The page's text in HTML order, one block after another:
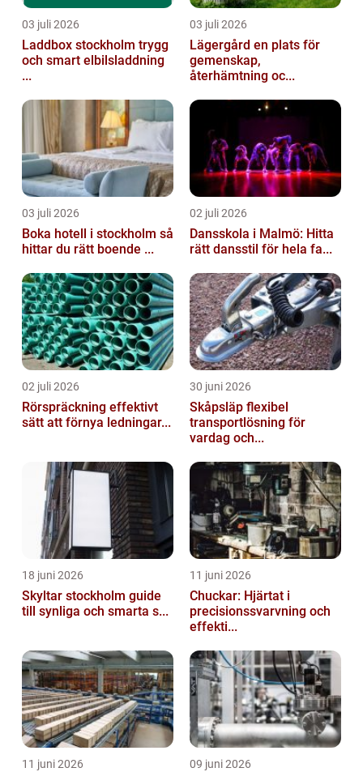
03 juli 2026
Laddbox stockholm trygg
och smart elbilsladdning
...
03 juli 2026
Lägergård en plats för
gemenskap,
återhämtning oc...
03 juli 2026
Boka hotell i stockholm så
hittar du rätt boende ...
02 juli 2026
Dansskola i Malmö: Hitta
rätt dansstil för hela fa...
02 juli 2026
Rörspräckning effektivt
sätt att förnya ledningar...
30 juni 2026
Skåpsläp flexibel
transportlösning för
vardag och...
18 juni 2026
Skyltar stockholm guide
till synliga och smarta s...
11 juni 2026
Chuckar: Hjärtat i
precisionssvarvning och
effekti...
11 juni 2026 09 juni 2026